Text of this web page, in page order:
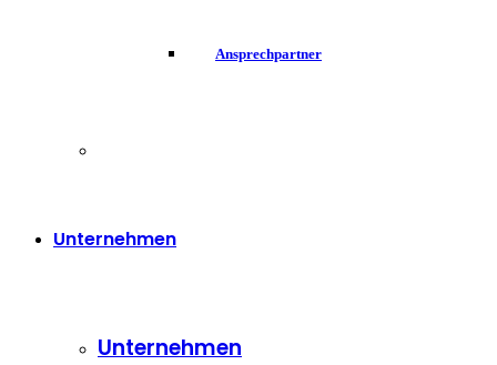
Ansprechpartner
Unternehmen
Unternehmen